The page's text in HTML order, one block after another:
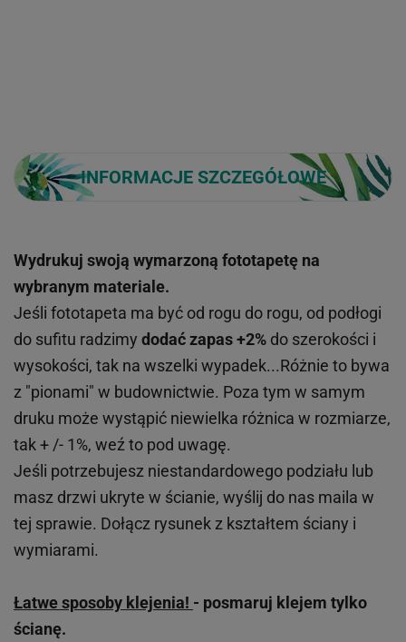
INFORMACJE SZCZEGÓŁOWE
Wydrukuj swoją wymarzoną fototapetę na
wybranym materiale.
Jeśli fototapeta ma być od rogu do rogu, od podłogi
do sufitu radzimy dodać zapas +2% do szerokości i
wysokości, tak na wszelki wypadek...Różnie to bywa
z "pionami" w budownictwie. Poza tym w samym
druku może wystąpić niewielka różnica w rozmiarze,
tak + /- 1%, weź to pod uwagę.
Jeśli potrzebujesz niestandardowego podziału lub
masz drzwi ukryte w ścianie, wyślij do nas maila w
tej sprawie. Dołącz rysunek z kształtem ściany i
wymiarami.
Łatwe sposoby klejenia! - posmaruj klejem tylko
ścianę.